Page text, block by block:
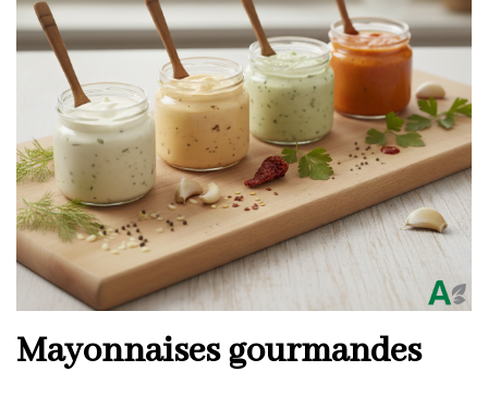
Mayonnaises gourmandes